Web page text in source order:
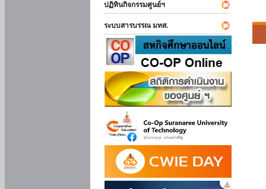
ปฏิทินกิจกรรมศูนย์ฯ
ระบบสารบรรณ มทส.